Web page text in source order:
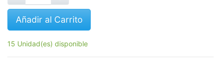
Añadir al Carrito
15 Unidad(es) disponible